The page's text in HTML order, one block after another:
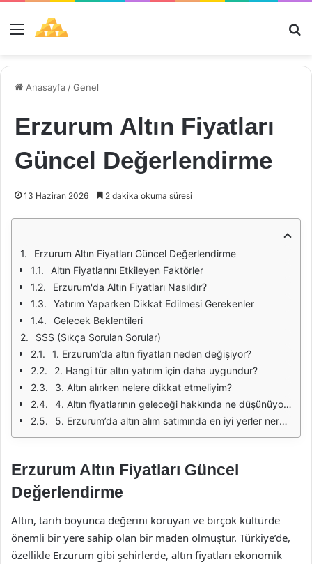
Menü
Anasayfa /Genel
Erzurum Altın Fiyatları
Güncel Değerlendirme
13 Haziran 2026 2 dakika okuma süresi
Erzurum Altın Fiyatları Güncel Değerlendirme
Altın Fiyatlarını Etkileyen Faktörler
Erzurum'da Altın Fiyatları Nasıldır?
Yatırım Yaparken Dikkat Edilmesi Gerekenler
Gelecek Beklentileri
SSS (Sıkça Sorulan Sorular)
1. Erzurum’da altın fiyatları neden değişiyor?
2. Hangi tür altın yatırım için daha uygundur?
3. Altın alırken nelere dikkat etmeliyim?
4. Altın fiyatlarının geleceği hakkında ne düşünüyorsunuz?
5. Erzurum’da altın alım satımında en iyi yerler nerelerdir?
Erzurum Altın Fiyatları Güncel
Değerlendirme
Altın, tarih boyunca değerini koruyan ve birçok kültürde
önemli bir yere sahip olan bir maden olmuştur. Türkiye’de,
özellikle Erzurum gibi şehirlerde, altın fiyatları ekonomik